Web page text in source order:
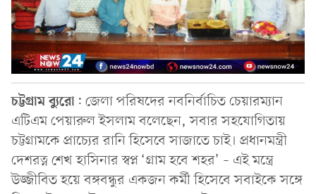
চট্টগ্রামব্যুরো : জেলা পরিষদের নবনির্বাচিত চেয়ারম্যান
এটিএম পেয়ারুল ইসলাম বলেছেন, সবার সহযোগিতায়
চট্টগ্রামকে প্রাচ্যের রানি হিসেবে সাজাতে চাই। প্রধানমন্ত্রী
দেশরত্ন শেখ হাসিনার স্বপ্ন ‘গ্রাম হবে শহর’ – এই মন্ত্রে
উজ্জীবিত হয়ে বঙ্গবন্ধুর একজন কর্মী হিসেবে সবাইকে সঙ্গে